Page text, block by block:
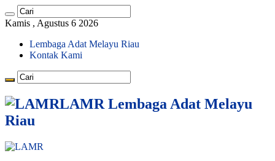
Kamis , Agustus 6 2026
Lembaga Adat Melayu Riau
Kontak Kami
LAMR Lembaga Adat Melayu
Riau